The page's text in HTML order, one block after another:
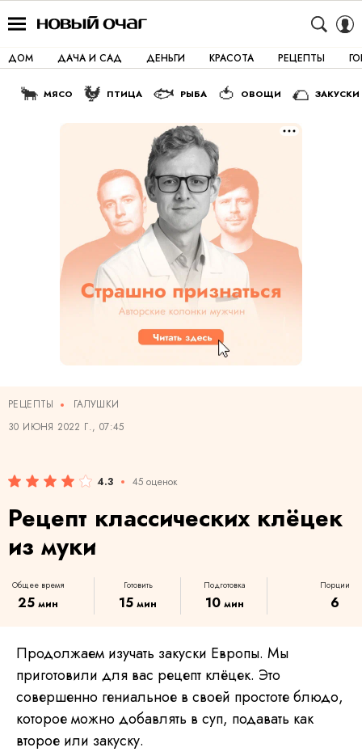
ДОМ ДАЧА И САД ДЕНЬГИ КРАСОТА РЕЦЕПТЫ
🐂 МЯСО 🐓 ПТИЦА 🐟 РЫБА 🍅 ОВОЩИ 🌮 ЗАКУСКИ
РЕЦЕПТЫ
ГАЛУШКИ
30 ИЮНЯ 2022 Г., 07:45
4.3 45 оценок
Рецепт классических клёцек
из муки
Общее время
25 мин
Готовить
15 мин
Подготовка
10 мин
Порции
6
Продолжаем изучать закуски Европы. Мы
приготовили для вас рецепт клёцек. Это
совершенно гениальное в своей простоте блюдо,
которое можно добавлять в суп, подавать как
второе или закуску.